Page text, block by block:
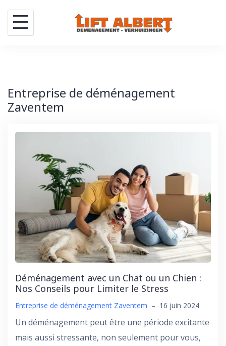
Skip
content
Entreprise de déménagement
Zaventem
Déménagement avec un Chat ou un Chien :
Nos Conseils pour Limiter le Stress
Entreprise de déménagement Zaventem – 16 juin 2024
Un déménagement peut être une période excitante
mais aussi stressante, non seulement pour vous,